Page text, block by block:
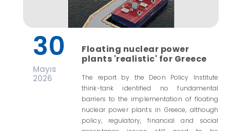
30
Mayıs
2026
Floating nuclear power
plants 'realistic' for Greece
The report by the Deon Policy Institute
think-tank identified no fundamental
barriers to the implementation of floating
nuclear power plants in Greece, although
policy, regulatory, financial and social